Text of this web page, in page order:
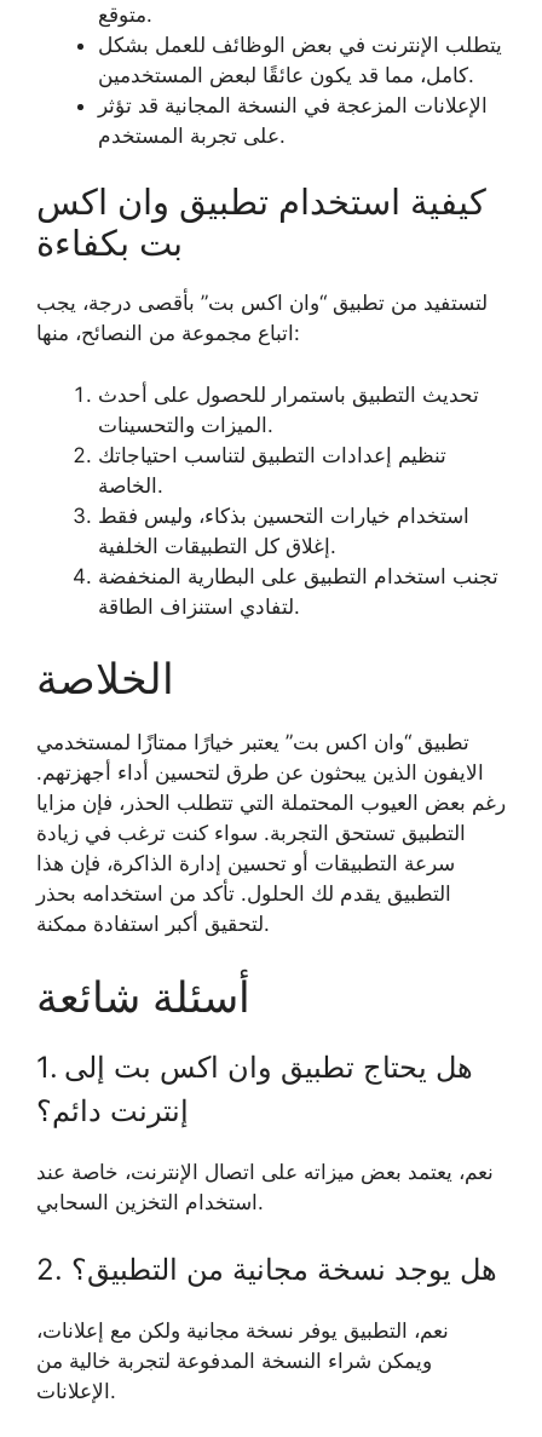
متوقع.
يتطلب الإنترنت في بعض الوظائف للعمل بشكل
كامل، مما قد يكون عائقًا لبعض المستخدمين.
الإعلانات المزعجة في النسخة المجانية قد تؤثر
على تجربة المستخدم.
كيفية استخدام تطبيق وان اكس
بت بكفاءة
لتستفيد من تطبيق “وان اكس بت” بأقصى درجة، يجب
اتباع مجموعة من النصائح، منها:
تحديث التطبيق باستمرار للحصول على أحدث
الميزات والتحسينات.
تنظيم إعدادات التطبيق لتناسب احتياجاتك
الخاصة.
استخدام خيارات التحسين بذكاء، وليس فقط
إغلاق كل التطبيقات الخلفية.
تجنب استخدام التطبيق على البطارية المنخفضة
لتفادي استنزاف الطاقة.
الخلاصة
تطبيق “وان اكس بت” يعتبر خيارًا ممتازًا لمستخدمي
الايفون الذين يبحثون عن طرق لتحسين أداء أجهزتهم.
رغم بعض العيوب المحتملة التي تتطلب الحذر، فإن مزايا
التطبيق تستحق التجربة. سواء كنت ترغب في زيادة
سرعة التطبيقات أو تحسين إدارة الذاكرة، فإن هذا
التطبيق يقدم لك الحلول. تأكد من استخدامه بحذر
لتحقيق أكبر استفادة ممكنة.
أسئلة شائعة
1. هل يحتاج تطبيق وان اكس بت إلى
إنترنت دائم؟
نعم، يعتمد بعض ميزاته على اتصال الإنترنت، خاصة عند
استخدام التخزين السحابي.
2. هل يوجد نسخة مجانية من التطبيق؟
نعم، التطبيق يوفر نسخة مجانية ولكن مع إعلانات،
ويمكن شراء النسخة المدفوعة لتجربة خالية من
الإعلانات.